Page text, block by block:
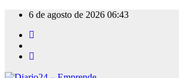
contenido
6 de agosto de 2026 06:43